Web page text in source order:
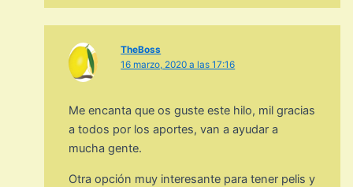
TheBoss
16 marzo, 2020 a las 17:16
Me encanta que os guste este hilo, mil gracias
a todos por los aportes, van a ayudar a
mucha gente.
Otra opción muy interesante para tener pelis y